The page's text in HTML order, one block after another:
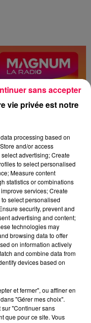
1.mp3
vie privée est notre
processing based on
and/or access
advertising; Create
to select personalised
Measure content
statistics or combinations
services; Create
select personalised
security, prevent and
advertising and content;
technologies may
browsing data to offer
on information actively
and combine data from
devices based on
et fermer", ou affiner en
"Gérer mes choix".
"Continuer sans
que pour ce site. Vous
sans accepter